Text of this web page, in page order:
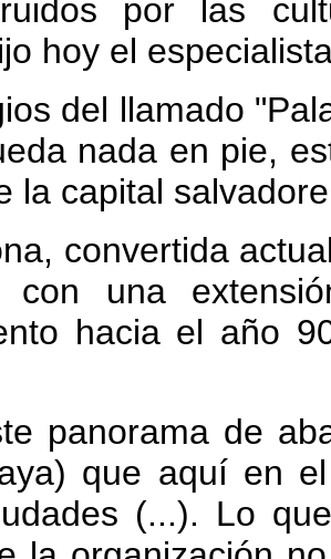
por las
hoy el
del llamado
nada en pie,
la capital
convertida
con una
hacia el año
panorama de
que aquí en
(...). Lo